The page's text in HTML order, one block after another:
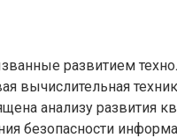
развитием
вычислительная
анализу развития
безопасности